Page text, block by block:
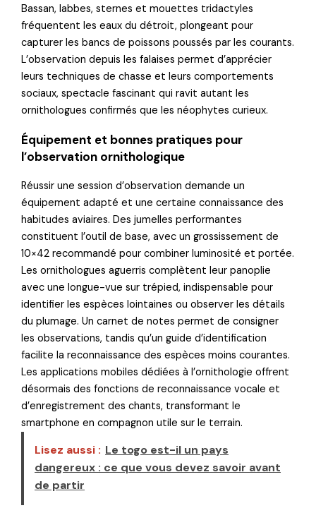
Bassan, labbes, sternes et mouettes tridactyles
fréquentent les eaux du détroit, plongeant pour
capturer les bancs de poissons poussés par les courants.
L’observation depuis les falaises permet d’apprécier
leurs techniques de chasse et leurs comportements
sociaux, spectacle fascinant qui ravit autant les
ornithologues confirmés que les néophytes curieux.
Équipement et bonnes pratiques pour
l’observation ornithologique
Réussir une session d’observation demande un
équipement adapté et une certaine connaissance des
habitudes aviaires. Des jumelles performantes
constituent l’outil de base, avec un grossissement de
10×42 recommandé pour combiner luminosité et portée.
Les ornithologues aguerris complètent leur panoplie
avec une longue-vue sur trépied, indispensable pour
identifier les espèces lointaines ou observer les détails
du plumage. Un carnet de notes permet de consigner
les observations, tandis qu’un guide d’identification
facilite la reconnaissance des espèces moins courantes.
Les applications mobiles dédiées à l’ornithologie offrent
désormais des fonctions de reconnaissance vocale et
d’enregistrement des chants, transformant le
smartphone en compagnon utile sur le terrain.
Lisez aussi : Le togo est-il un pays
dangereux : ce que vous devez savoir avant
de partir